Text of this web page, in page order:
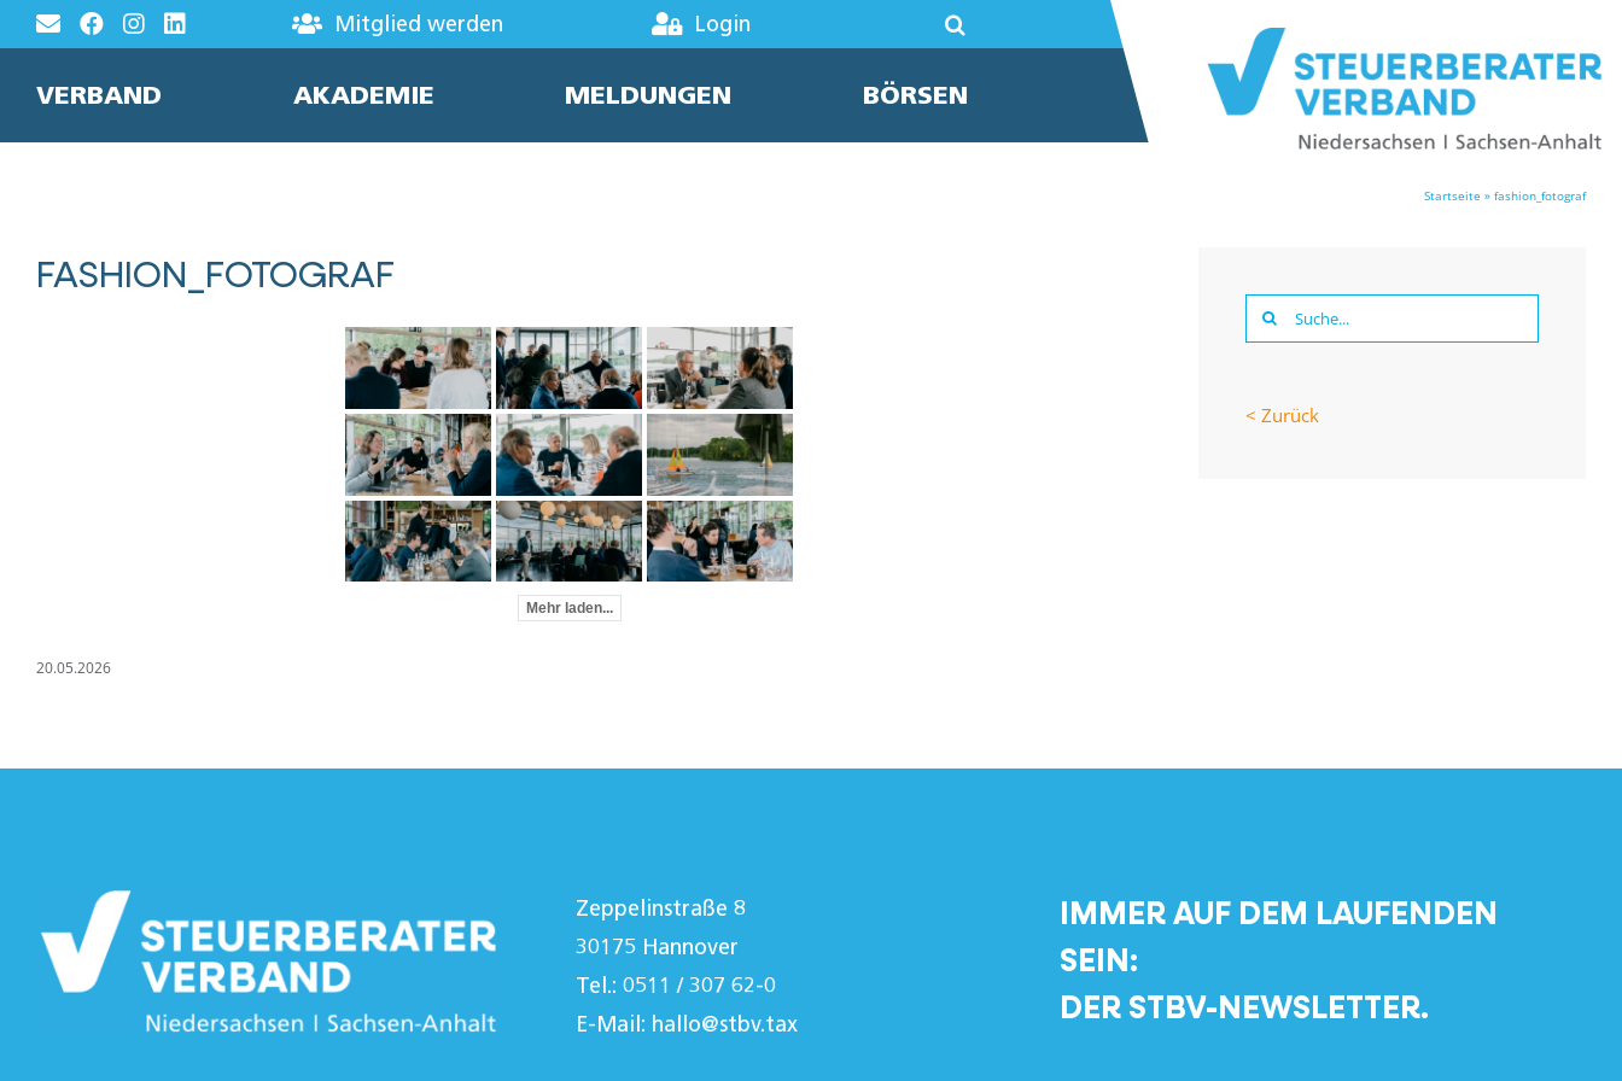
Zum
Inhalt
springen
Mitglied werden Login
VERBAND AKADEMIE MELDUNGEN BÖRSEN
Startseite » fashion_fotograf
FASHION_FOTOGRAF
Mehr laden...
20.05.2026
Suche
nach:
< Zurück
Zeppelinstraße 8
30175 Hannover
Tel.: 0511 / 307 62-0
E-Mail: hallo@stbv.tax
IMMER AUF DEM LAUFENDEN
SEIN:
DER STBV-NEWSLETTER.